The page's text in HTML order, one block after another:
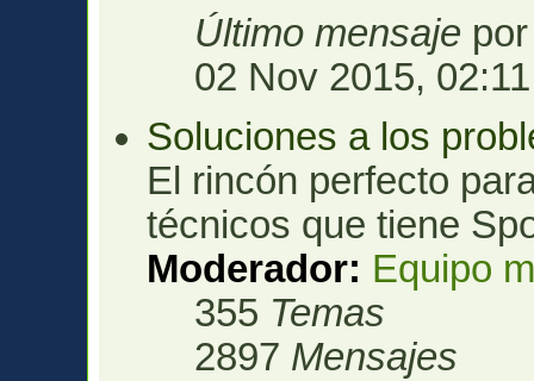
Último mensaje
02 Nov 2015, 02:11
Soluciones a los
El rincón perfecto
técnicos que tiene
Moderador: Equipo
355 Temas
2897 Mensajes